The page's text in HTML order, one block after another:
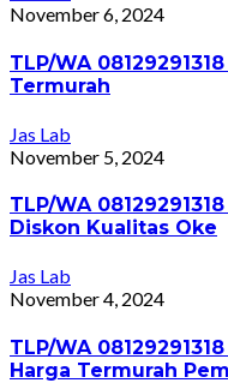
November 6, 2024
TLP/WA
Termurah
Jas Lab
November 5, 2024
TLP/WA
Diskon Kualitas Oke
Jas Lab
November 4, 2024
TLP/WA
Harga Termurah